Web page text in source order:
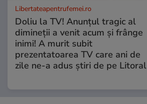
Libertateapentrufemei.ro
Doliu la TV! Anunțul tragic al
dimineții a venit acum și frânge
inimi! A murit subit
prezentatoarea TV care ani de
zile ne-a adus știri de pe Litoral